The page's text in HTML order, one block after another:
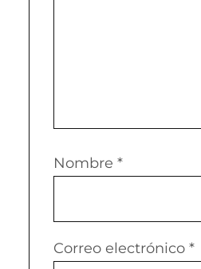
Nombre *
Correo electrónico *